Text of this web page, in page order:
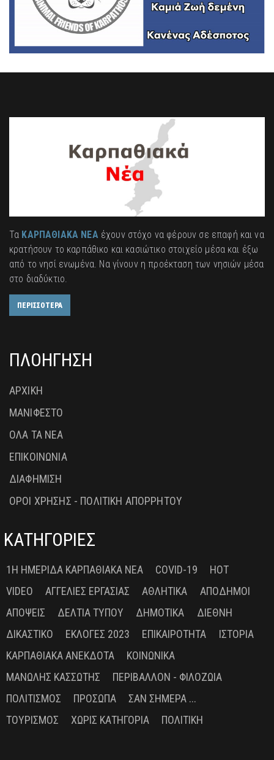
Τα ΚΑΡΠΑΘΙΑΚΑ ΝΕΑέχουν στόχο να φέρουν σε επαφή και να
κρατήσουν το καρπάθικο και κασιώτικο στοιχείο μέσα και έξω
από το νησί ενωμένα. Να γίνουν η προέκταση των νησιών μέσα
στο διαδύκτιο.
ΠΕΡΙΣΣΟΤΕΡΑ
ΠΛΟΗΓΗΣΗ
ΑΡΧΙΚΗ
ΜΑΝΙΦΕΣΤΟ
ΟΛΑ ΤΑ ΝΕΑ
ΕΠΙΚΟΙΝΩΝΙΑ
ΔΙΑΦΗΜΙΣΗ
ΟΡΟΙ ΧΡΗΣΗΣ - ΠΟΛΙΤΙΚΗ ΑΠΟΡΡΗΤΟΥ
ΚΑΤΗΓΟΡΙΕΣ
1Η ΗΜΕΡΊΔΑ ΚΑΡΠΑΘΙΑΚΆ ΝΈΑ COVID-19
HOT
VIDEO
ΑΓΓΕΛΊΕΣ ΕΡΓΑΣΊΑΣ ΑΘΛΗΤΙΚΆ
ΑΠΌΔΗΜΟΙ
ΑΠΌΨΕΙΣ
ΔΕΛΤΊΑ ΤΎΠΟΥ ΔΗΜΟΤΙΚΆ
ΔΙΕΘΝΉ
ΔΙΚΑΣΤΙΚΌ
ΕΚΛΟΓΈΣ 2023 ΕΠΙΚΑΙΡΌΤΗΤΑ
ΙΣΤΟΡΊΑ
ΚΑΡΠΑΘΙΑΚΆ ΑΝΈΚΔΟΤΑ
ΚΟΙΝΩΝΙΚΆ
ΜΑΝΏΛΗΣ ΚΑΣΣΏΤΗΣ
ΠΕΡΙΒΆΛΛΟΝ - ΦΙΛΟΖΩΊΑ
ΠΟΛΙΤΙΣΜΌΣ
ΠΡΌΣΩΠΑ
ΣΑΝ ΣΉΜΕΡΑ ...
ΤΟΥΡΙΣΜΌΣ
ΧΩΡΊΣ ΚΑΤΗΓΟΡΊΑ ΠΟΛΙΤΙΚΉ